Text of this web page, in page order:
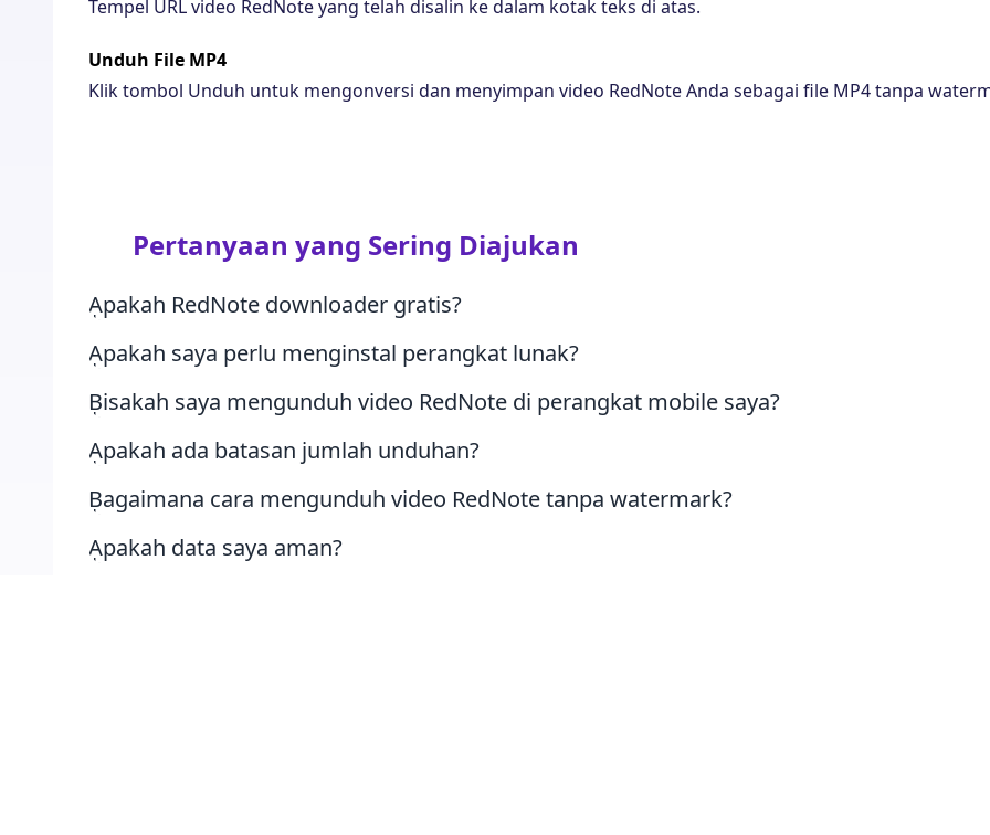
Tempel URL video RedNote yang telah disalin ke dalam kotak teks di atas.
Unduh File MP4
Klik tombol Unduh untuk mengonversi dan menyimpan video RedNote Anda sebagai file MP4 tanpa
Pertanyaan yang Sering Diajukan
Apakah RedNote downloader gratis?
Apakah saya perlu menginstal perangkat lunak?
Bisakah saya mengunduh video RedNote di perangkat mobile saya?
Apakah ada batasan jumlah unduhan?
Bagaimana cara mengunduh video RedNote tanpa watermark?
Apakah data saya aman?